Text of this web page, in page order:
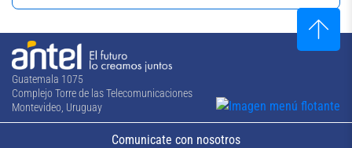
Guatemala 1075
Complejo Torre de las Telecomunicaciones
Montevideo, Uruguay
Comunicate con nosotros